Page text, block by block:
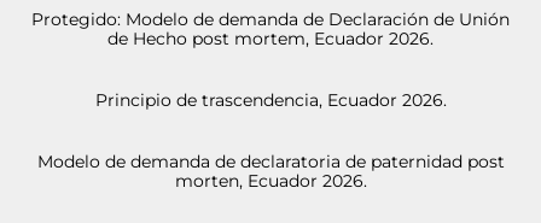
Protegido: Modelo de demanda de Declaración de Unión
de Hecho post mortem, Ecuador 2026.
Principio de trascendencia, Ecuador 2026.
Modelo de demanda de declaratoria de paternidad post
morten, Ecuador 2026.